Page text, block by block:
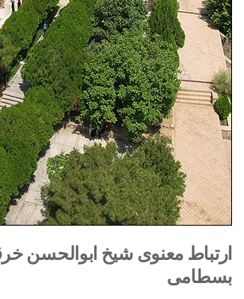
ارتباط معنوی شیخ ابوالحسن
بسطامی